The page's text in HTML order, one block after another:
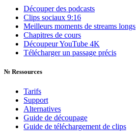
Découper des podcasts
Clips sociaux 9:16
Meilleurs moments de streams longs
Chapitres de cours
Découpeur YouTube 4K
Télécharger un passage précis
№ Ressources
Tarifs
Support
Alternatives
Guide de découpage
Guide de téléchargement de clips